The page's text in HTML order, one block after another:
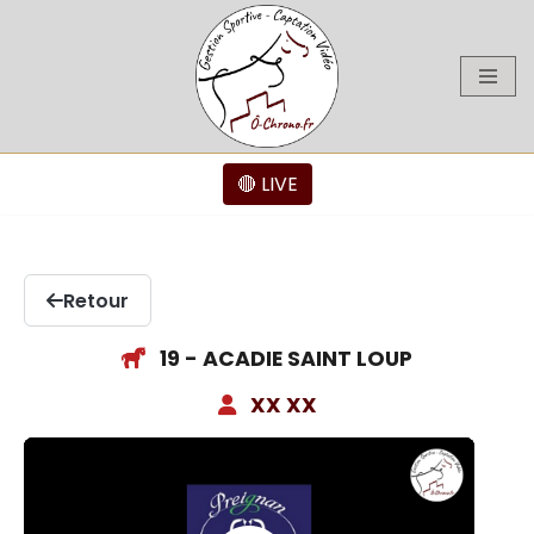
🔴 LIVE
Retour
19 - ACADIE SAINT LOUP
XX XX